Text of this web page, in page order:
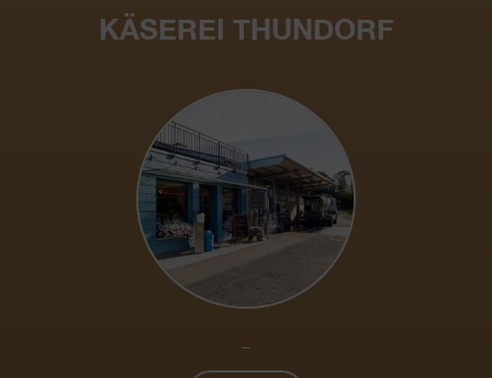
KÄSEREI THUNDORF